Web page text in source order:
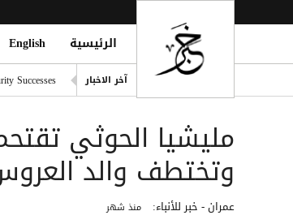
الرئيسية English
آخر الاخبار
Successes
أربعة SDK للإعلانات على أندرويد تشارك بيانات الموقع افتراضياً
يوفنتوس
صورة
مليشيا الحوثي
وتختطف والد
عمران - خبر للأنباء: منذ شهر